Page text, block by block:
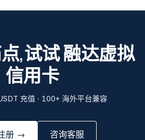
,试试 融达虚拟
信用卡
充值 · 100+ 海外平台兼容
册 → 咨询客服